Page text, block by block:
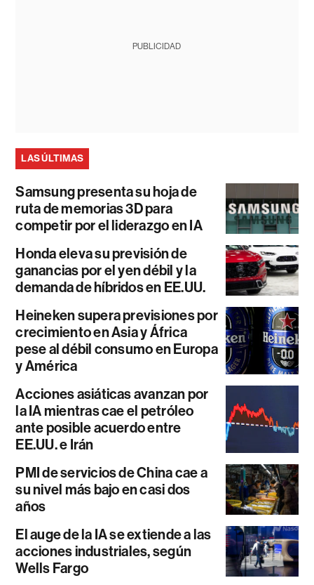
PUBLICIDAD
LAS ÚLTIMAS
Samsung presenta su hoja de
ruta de memorias 3D para
competir por el liderazgo en IA
Honda eleva su previsión de
ganancias por el yen débil y la
demanda de híbridos en EE.UU.
Heineken supera previsiones por
crecimiento en Asia y África
pese al débil consumo en Europa
y América
Acciones asiáticas avanzan por
la IA mientras cae el petróleo
ante posible acuerdo entre
EE.UU. e Irán
PMI de servicios de China cae a
su nivel más bajo en casi dos
años
El auge de la IA se extiende a las
acciones industriales, según
Wells Fargo